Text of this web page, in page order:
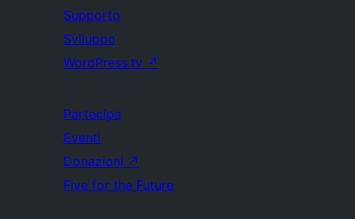
Supporto
Sviluppo
WordPress.tv ↗
Partecipa
Eventi
Donazioni ↗
Five for the Future